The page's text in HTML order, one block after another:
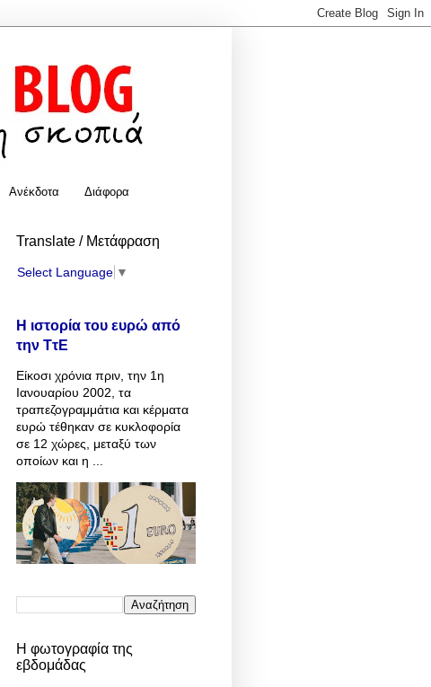
Ανέκδοτα Διάφορα
Translate / Μετάφραση
Select Language ▼
Η ιστορία του ευρώ από
την ΤτΕ
Είκοσι χρόνια πριν, την 1η
Ιανουαρίου 2002, τα
τραπεζογραμμάτια και κέρματα
ευρώ τέθηκαν σε κυκλοφορία
σε 12 χώρες, μεταξύ των
οποίων και η ...
Η φωτογραφία της
εβδομάδας